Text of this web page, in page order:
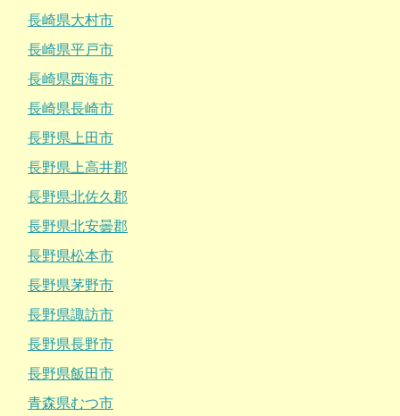
長崎県大村市
長崎県平戸市
長崎県西海市
長崎県長崎市
長野県上田市
長野県上高井郡
長野県北佐久郡
長野県北安曇郡
長野県松本市
長野県茅野市
長野県諏訪市
長野県長野市
長野県飯田市
青森県むつ市